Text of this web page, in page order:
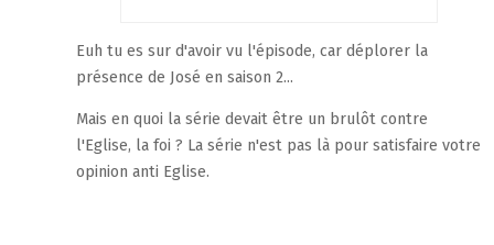
Euh tu es sur d'avoir vu l'épisode, car déplorer la
présence de José en saison 2...
Mais en quoi la série devait être un brulôt contre
l'Eglise, la foi ? La série n'est pas là pour satisfaire votre
opinion anti Eglise.